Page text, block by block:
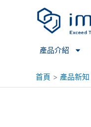
產品介紹
首頁 產品新知